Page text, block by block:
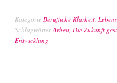
Kategorie Berufliche Klarheit,
SchlagwörterArbeit, Die Zukunft
Entwicklung